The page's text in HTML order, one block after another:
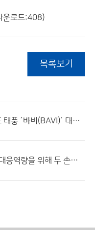
로드:408)
목록보기
김종석 기상청장, 제8호 태풍 ´바비(BAVI)´ 대처상황 점검회의 참석
기상청, 라오스의 태풍 대응역량을 위해 두 손을 맞잡다!